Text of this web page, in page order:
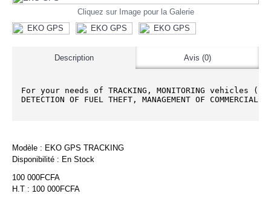
Cliquez sur Image pour la Galerie
Description Avis (0)
For your needs of TRACKING, MONITORING
DETECTION OF FUEL THEFT, MANAGEMENT OF
Modèle : EKO GPS TRACKING
Disponibilité : En Stock
100 000FCFA
H.T : 100 000FCFA